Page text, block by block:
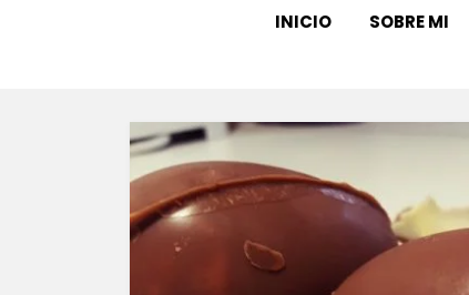
INICIO SOBRE MI